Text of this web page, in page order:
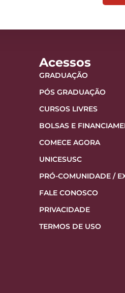
Acessos
GRADUAÇÃO
PÓS GRADUAÇÃO
CURSOS LIVRES
BOLSAS E
COMECE AGORA
UNICESUSC
PRÓ-COMUNIDADE /
FALE CONOSCO
PRIVACIDADE
TERMOS DE USO